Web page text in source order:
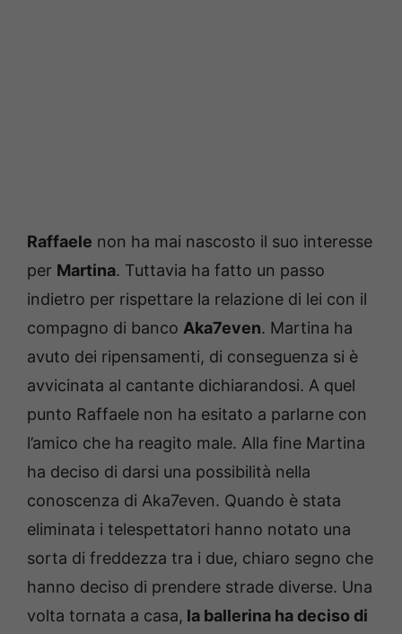
Raffaele non ha mai nascosto il suo interesse
per Martina. Tuttavia ha fatto un passo
indietro per rispettare la relazione di lei con il
compagno di banco Aka7even. Martina ha
avuto dei ripensamenti, di conseguenza si è
avvicinata al cantante dichiarandosi. A quel
punto Raffaele non ha esitato a parlarne con
l’amico che ha reagito male. Alla fine Martina
ha deciso di darsi una possibilità nella
conoscenza di Aka7even. Quando è stata
eliminata i telespettatori hanno notato una
sorta di freddezza tra i due, chiaro segno che
hanno deciso di prendere strade diverse. Una
volta tornata a casa, la ballerina ha deciso di